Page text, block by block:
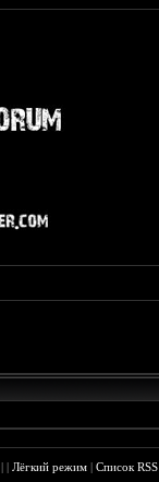
||Лёгкий режим |Список RSS